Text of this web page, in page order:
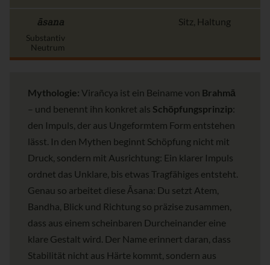
āsana
Substantiv
Neutrum
Sitz, Haltung
Mythologie: Virañcya ist ein Beiname von Brahmā
– und benennt ihn konkret als Schöpfungsprinzip:
den Impuls, der aus Ungeformtem Form entstehen
lässt. In den Mythen beginnt Schöpfung nicht mit
Druck, sondern mit Ausrichtung: Ein klarer Impuls
ordnet das Unklare, bis etwas Tragfähiges entsteht.
Genau so arbeitet diese Āsana: Du setzt Atem,
Bandha, Blick und Richtung so präzise zusammen,
dass aus einem scheinbaren Durcheinander eine
klare Gestalt wird. Der Name erinnert daran, dass
Stabilität nicht aus Härte kommt, sondern aus